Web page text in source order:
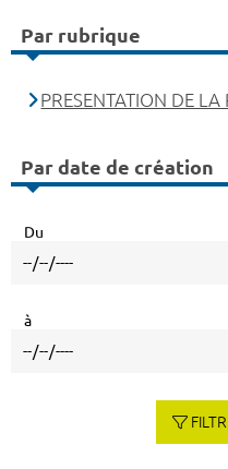
Par rubrique
PRESENTATION DE LA
Par date de création
Du
à